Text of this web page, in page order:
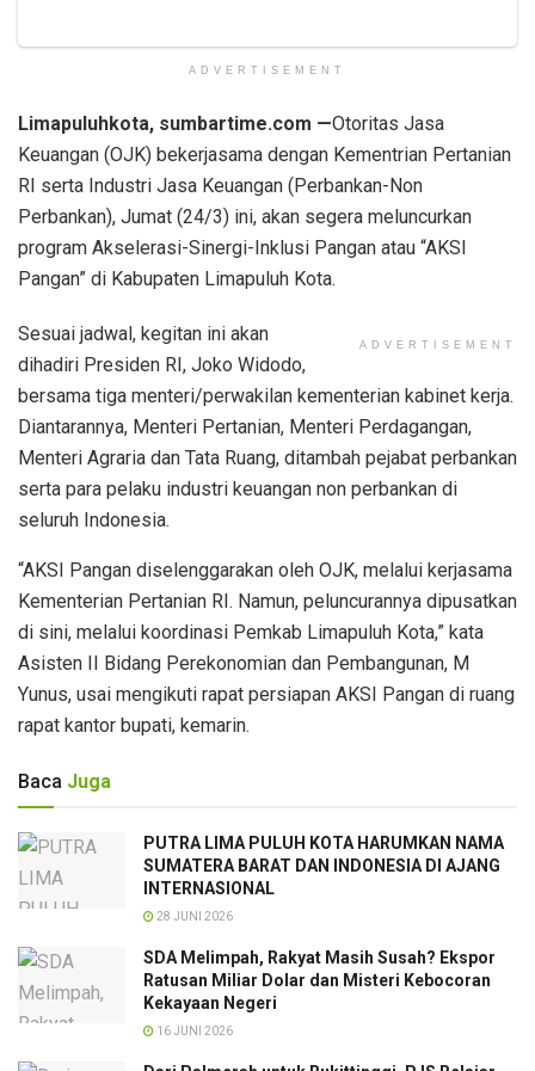
ADVERTISEMENT
Limapuluhkota, sumbartime.com —Otoritas Jasa
Keuangan (OJK) bekerjasama dengan Kementrian Pertanian
RI serta Industri Jasa Keuangan (Perbankan-Non
Perbankan), Jumat (24/3) ini, akan segera meluncurkan
program Akselerasi-Sinergi-Inklusi Pangan atau “AKSI
Pangan” di Kabupaten Limapuluh Kota.
ADVERTISEMENT
Sesuai jadwal, kegitan ini akan
dihadiri Presiden RI, Joko Widodo,
bersama tiga menteri/perwakilan kementerian kabinet kerja.
Diantarannya, Menteri Pertanian, Menteri Perdagangan,
Menteri Agraria dan Tata Ruang, ditambah pejabat perbankan
serta para pelaku industri keuangan non perbankan di
seluruh Indonesia.
“AKSI Pangan diselenggarakan oleh OJK, melalui kerjasama
Kementerian Pertanian RI. Namun, peluncurannya dipusatkan
di sini, melalui koordinasi Pemkab Limapuluh Kota,” kata
Asisten II Bidang Perekonomian dan Pembangunan, M
Yunus, usai mengikuti rapat persiapan AKSI Pangan di ruang
rapat kantor bupati, kemarin.
Baca Juga
PUTRA LIMA PULUH KOTA HARUMKAN NAMA
SUMATERA BARAT DAN INDONESIA DI AJANG
INTERNASIONAL
28 JUNI 2026
SDA Melimpah, Rakyat Masih Susah? Ekspor
Ratusan Miliar Dolar dan Misteri Kebocoran
Kekayaan Negeri
16 JUNI 2026